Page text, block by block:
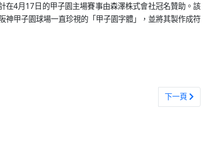
在4月17日的甲子園主場賽事由森澤株式會社冠名贊助。該
神甲子園球場一直珍視的「甲子園字體」，並將其製作成符
要征服溫泉、拉麵與煙火 下一篇文章: 高
下一頁